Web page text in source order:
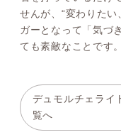
せんが、“変わりた
ガーとなって「気づ
ても素敵なことです。
デュモルチェライ
覧へ